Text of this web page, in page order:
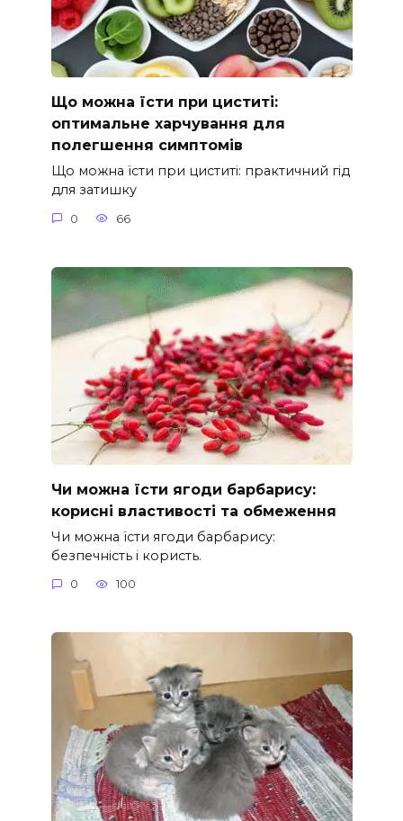
Що можна їсти при циститі:
оптимальне харчування для
полегшення симптомів
Що можна їсти при циститі: практичний гід
для затишку
0 66
Чи можна їсти ягоди барбарису:
корисні властивості та обмеження
Чи можна їсти ягоди барбарису:
безпечність і користь.
0 100